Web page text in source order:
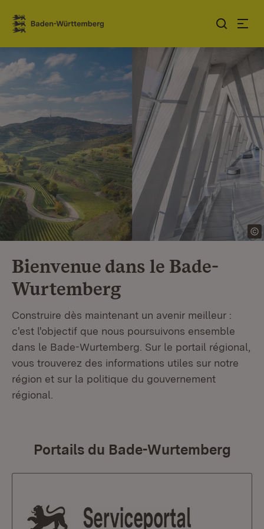
Sauter au contenu
Link zur Startseite
Bienvenue dans le Bade-
Wurtemberg
Construire dès maintenant un avenir meilleur :
c'est l'objectif que nous poursuivons ensemble
dans le Bade-Wurtemberg. Sur le portail régional,
vous trouverez des informations utiles sur notre
région et sur la politique du gouvernement
régional.
Portails du Bade-Wurtemberg